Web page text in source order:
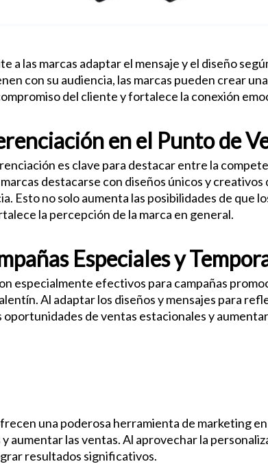
a las marcas adaptar el mensaje y el diseño
con su audiencia, las marcas pueden crear
del cliente y fortalece la conexión
en el Punto de
es clave para destacar entre la
destacarse con diseños únicos y
Esto no solo aumenta las posibilidades de que
la percepción de la marca en general.
Especiales y
especialmente efectivos para campañas
Al adaptar los diseños y mensajes para
de ventas estacionales y
una poderosa herramienta de marketing
aumentar las ventas. Al aprovechar la
resultados significativos.